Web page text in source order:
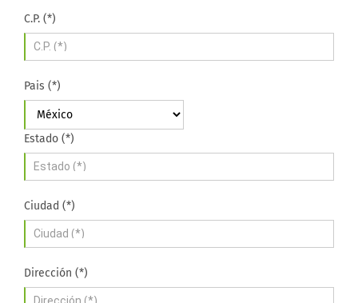
C.P. (*)
Pais (*)
Estado (*)
Ciudad (*)
Dirección (*)